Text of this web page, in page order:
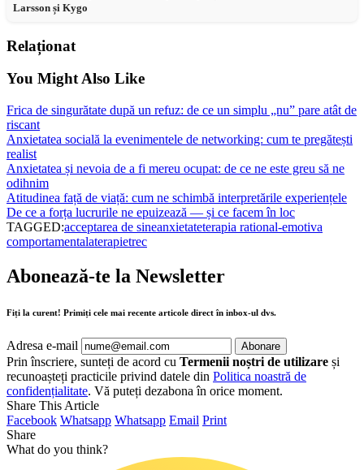
Larsson și Kygo
Relaționat
You Might Also Like
Frica de singurătate după un refuz: de ce un simplu „nu” pare atât de
riscant
Anxietatea socială la evenimentele de networking: cum te pregătești
realist
Anxietatea și nevoia de a fi mereu ocupat: de ce ne este greu să ne
odihnim
Atitudinea față de viață: cum ne schimbă interpretările experiențele
De ce a forța lucrurile ne epuizează — și ce facem în loc
TAGGED:acceptarea de sineanxietateterapia rational-emotiva
comportamentalaterapietrec
Abonează-te la Newsletter
Fiți la curent! Primiți cele mai recente articole direct în inbox-ul dvs.
Adresa e-mail
Prin înscriere, sunteți de acord cu Termenii noștri de utilizare și
recunoașteți practicile privind datele din Politica noastră de
confidențialitate. Vă puteți dezabona în orice moment.
Share This Article
Facebook Whatsapp Whatsapp Email Print
Share
What do you think?